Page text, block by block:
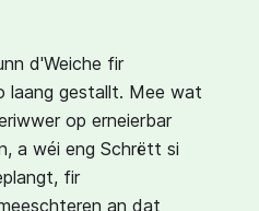
d'Weiche fir
laang gestallt. Mee wat
op erneierbar
a wéi eng Schrëtt si
fir
an dat